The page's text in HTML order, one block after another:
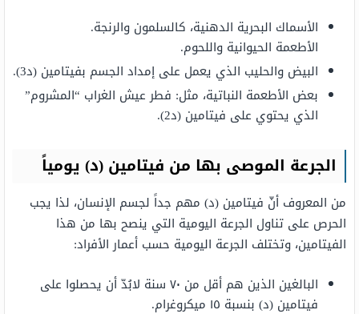
الأسماك البحرية الدهنية، كالسلمون والرنجة.
الأطعمة الحيوانية واللحوم.
البيض والحليب الذي يعمل على إمداد الجسم بفيتامين (د3).
بعض الأطعمة النباتية، مثل: فطر عيش الغراب “المشروم”
الذي يحتوي على فيتامين (د2).
الجرعة الموصى بها من فيتامين (د) يومياً
من المعروف أنّ فيتامين (د) مهم جداً لجسم الإنسان، لذا يجب
الحرص على تناول الجرعة اليومية التي ينصح بها من هذا
الفيتامين، وتختلف الجرعة اليومية حسب أعمار الأفراد:
البالغين الذين هم أقل من ٧٠ سنة لابُدّ أن يحصلوا على
فيتامين (د) بنسبة ١٥ ميكروغرام.